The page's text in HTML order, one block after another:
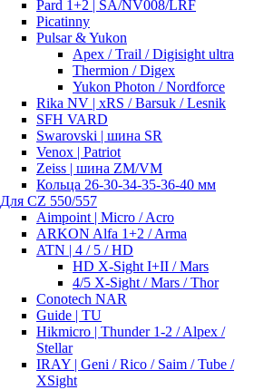
Pard 1+2 | SA/NV008/LRF
Picatinny
Pulsar & Yukon
Apex / Trail / Digisight ultra
Thermion / Digex
Yukon Photon / Nordforce
Rika NV | xRS / Barsuk / Lesnik
SFH VARD
Swarovski | шина SR
Venox | Patriot
Zeiss | шина ZM/VM
Кольца 26-30-34-35-36-40 мм
Для CZ 550/557
Aimpoint | Micro / Acro
ARKON Alfa 1+2 / Arma
ATN | 4 / 5 / HD
HD X-Sight I+II / Mars
4/5 X-Sight / Mars / Thor
Conotech NAR
Guide | TU
Hikmicro | Thunder 1-2 / Alpex /
Stellar
IRAY | Geni / Rico / Saim / Tube /
XSight